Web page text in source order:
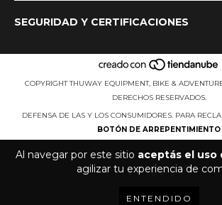
Al navegar por este sitio aceptás el uso
agilizar tu experiencia de
ENTENDIDO
SEGURIDAD Y CERTIFICACIONES
COPYRIGHT THUWAY EQUIPMENT, BIKE &
DERECHOS RESERVADOS.
DEFENSA DE LAS Y LOS CONSUMIDORES. PARA
BOTÓN DE ARREPENTIMIENTO